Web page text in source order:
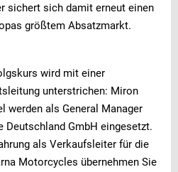
sichert sich damit erneut einen
größtem Absatzmarkt.
wird mit einer
unterstrichen: Miron
werden als General Manager
GmbH eingesetzt.
als Verkaufsleiter für die
Motorcycles übernehmen Sie